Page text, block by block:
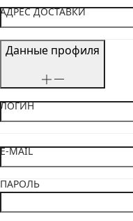
АДРЕС ДОСТАВКИ
Данные профиля
ЛОГИН
E-MAIL
ПАРОЛЬ